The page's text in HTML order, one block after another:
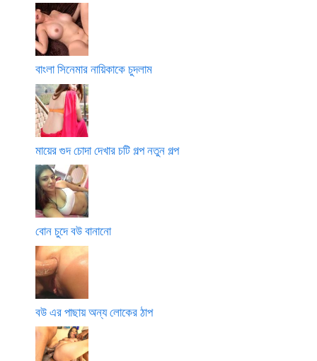
বাংলা সিনেমার নায়িকাকে চুদলাম
মায়ের গুদ চোদা দেখার চটি গল্প নতুন গল্প
বোন চুদে বউ বানানো
বউ এর পাছায় অন্য লোকের ঠাপ